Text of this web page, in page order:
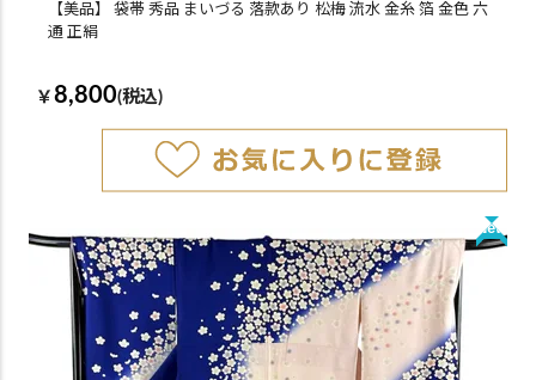
【美品】 袋帯 秀品 まいづる 落款あり 松梅 流水 金糸 箔 金色 六
通 正絹
￥ 8,800(税込)
New